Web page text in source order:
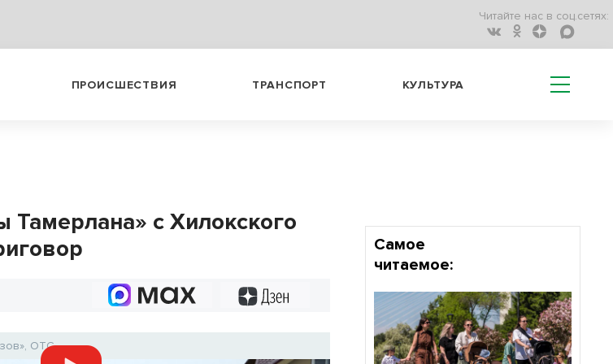
Читайте нас в соц.сетях:
ПРОИСШЕСТВИЯ ТРАНСПОРТ КУЛЬТУРА
Тамерлана» с Хилокского
ОТС
Самое
читаемое: